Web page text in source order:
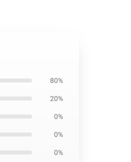
80%
20%
0%
0%
0%